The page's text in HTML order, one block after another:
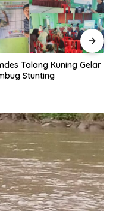
Talang Kuning Gelar
Stunting